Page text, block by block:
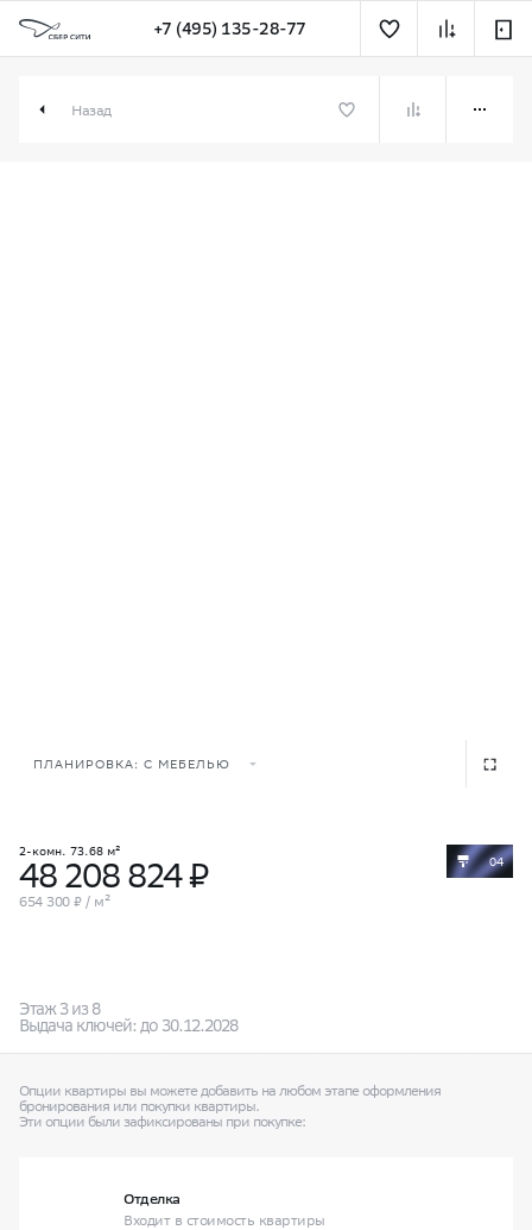
+7 (495) 135-28-77
Назад
ПЛАНИРОВКА: С МЕБЕЛЬЮ
04
2-комн. 73.68 м²
48 208 824 ₽
654 300 ₽ / м²
Этаж 3 из 8
Выдача ключей: до 30.12.2028
Опции квартиры вы можете добавить на любом этапе оформления
бронирования или покупки квартиры.
Эти опции были зафиксированы при покупке:
Отделка
Входит в стоимость квартиры